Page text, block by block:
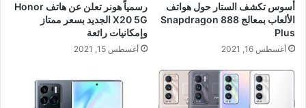
أسوس تكشف الستار حول هواتف
الألعاب بمعالج Snapdragon 888
Plus
أغسطس 16, 2021
رسمياً هونر تعلن عن هاتف Honor
X20 5G الجديد بسعر ممتاز
وإمكانيات رائعة
أغسطس 15, 2021